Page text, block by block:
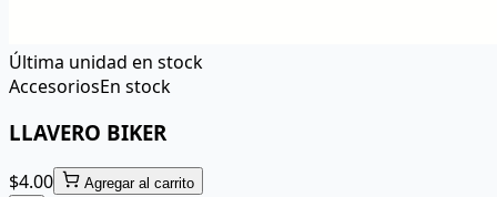
Última unidad en stock
AccesoriosEn stock
LLAVERO BIKER
$4.00 Agregar al carrito